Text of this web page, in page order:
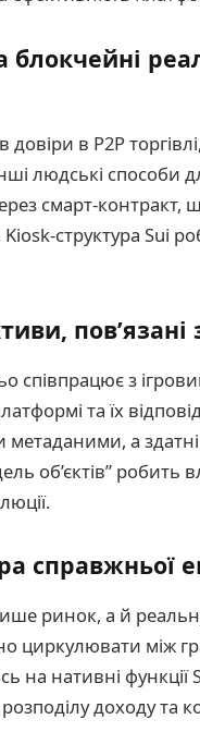
блокчейні
довіри в P2P
людські
смарт-контракт,
структура Sui
пов’язані
співпрацює з
та їх
а
об’єктів”
справжньої
ринок, а й
циркулювати між
нативні функції
доходу та